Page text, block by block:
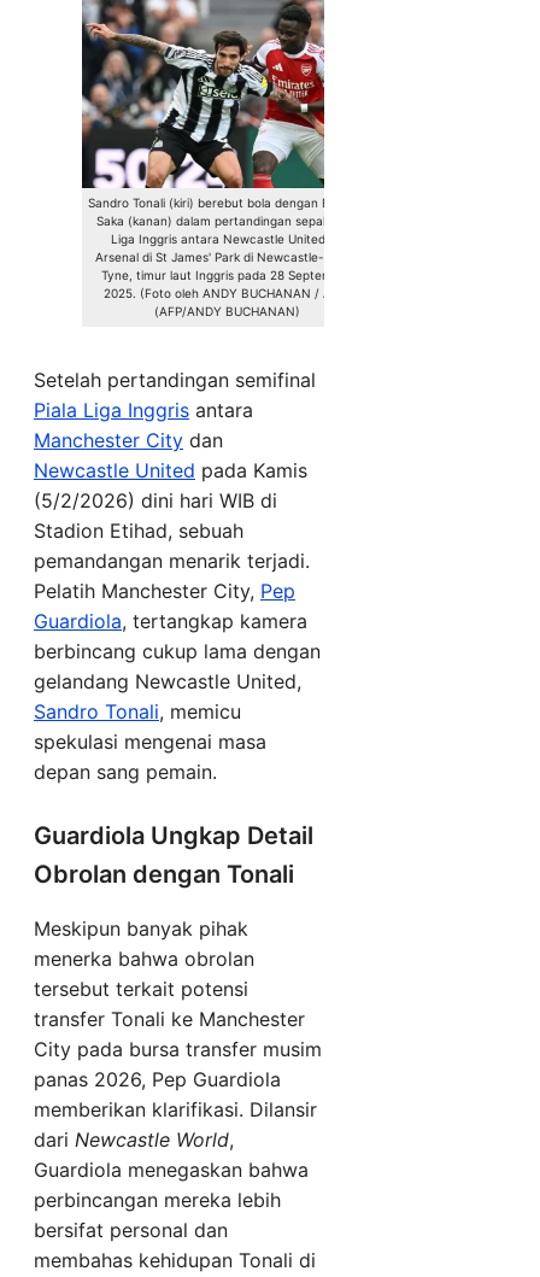
Sandro Tonali (kiri) berebut bola dengan Bukayo
Saka (kanan) dalam pertandingan sepak bola
Liga Inggris antara Newcastle United vs
Arsenal di St James' Park di Newcastle-upon-
Tyne, timur laut Inggris pada 28 September
2025. (Foto oleh ANDY BUCHANAN / AFP)
(AFP/ANDY BUCHANAN)
Setelah pertandingan semifinal
Piala Liga Inggris antara
Manchester City dan
Newcastle United pada Kamis
(5/2/2026) dini hari WIB di
Stadion Etihad, sebuah
pemandangan menarik terjadi.
Pelatih Manchester City, Pep
Guardiola, tertangkap kamera
berbincang cukup lama dengan
gelandang Newcastle United,
Sandro Tonali, memicu
spekulasi mengenai masa
depan sang pemain.
Guardiola Ungkap Detail
Obrolan dengan Tonali
Meskipun banyak pihak
menerka bahwa obrolan
tersebut terkait potensi
transfer Tonali ke Manchester
City pada bursa transfer musim
panas 2026, Pep Guardiola
memberikan klarifikasi. Dilansir
dari Newcastle World,
Guardiola menegaskan bahwa
perbincangan mereka lebih
bersifat personal dan
membahas kehidupan Tonali di